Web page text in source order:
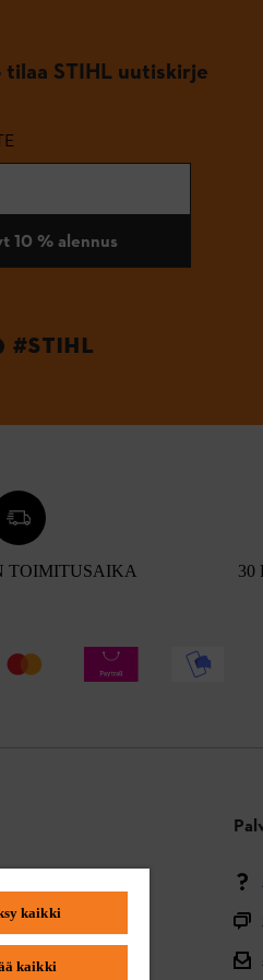
tilaa STIHL uutiskirje
10 % alennus
#STIHL
TOIMITUSAIKA 30
kaikki
kaikki